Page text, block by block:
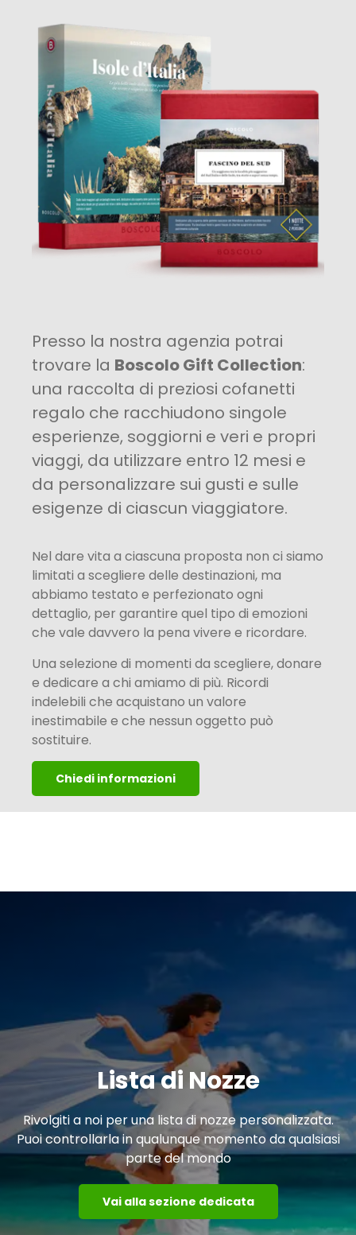
Presso la nostra agenzia potrai
trovare la Boscolo Gift Collection:
una raccolta di preziosi cofanetti
regalo che racchiudono singole
esperienze, soggiorni e veri e propri
viaggi, da utilizzare entro 12 mesi e
da personalizzare sui gusti e sulle
esigenze di ciascun viaggiatore.
Nel dare vita a ciascuna proposta non ci siamo
limitati a scegliere delle destinazioni, ma
abbiamo testato e perfezionato ogni
dettaglio, per garantire quel tipo di emozioni
che vale davvero la pena vivere e ricordare.
Una selezione di momenti da scegliere, donare
e dedicare a chi amiamo di più. Ricordi
indelebili che acquistano un valore
inestimabile e che nessun oggetto può
sostituire.
Chiedi informazioni
Lista di Nozze
Rivolgiti a noi per una lista di nozze personalizzata.
Puoi controllarla in qualunque momento da qualsiasi
parte del mondo
Vai alla sezione dedicata